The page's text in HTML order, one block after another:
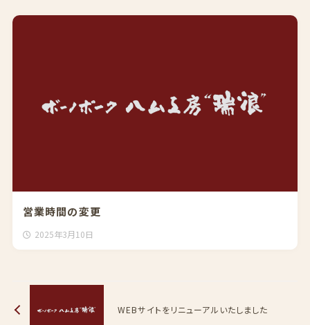
営業時間の変更
2025年3月10日
WEBサイトをリニューアルいたしました